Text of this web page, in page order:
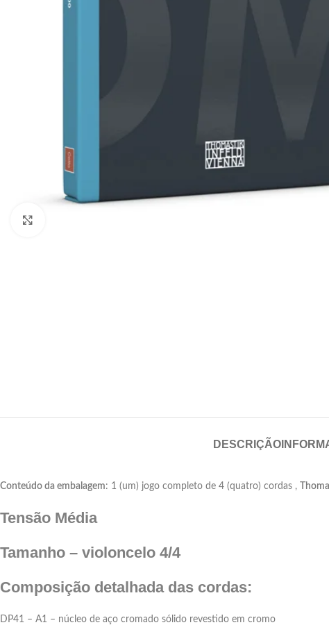
DESCRIÇÃO
Conteúdo da embalagem: 1 (um) jogo completo de 4 (quatro) cordas ,
Tensão Média
Tamanho – violoncelo 4/4
Composição detalhada das cordas:
DP41 – A1 – núcleo de aço cromado sólido revestido em cromo